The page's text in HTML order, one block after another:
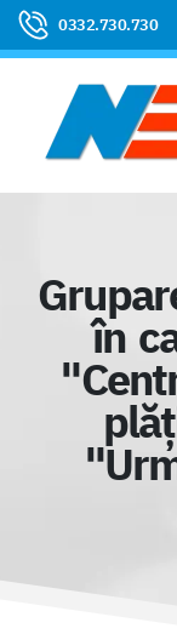
0332.730.730
în